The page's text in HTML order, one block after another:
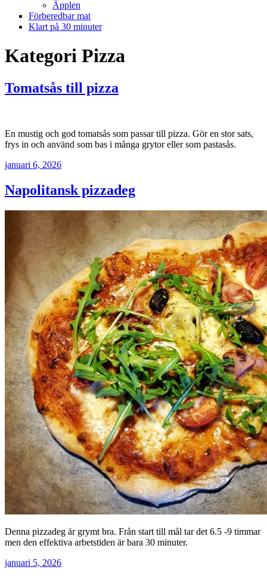
Äpplen
Förberedbar mat
Klart på 30 minuter
Kategori Pizza
Tomatsås till pizza
En mustig och god tomatsås som passar till pizza. Gör en stor sats,
frys in och använd som bas i många grytor eller som pastasås.
januari 6, 2026
Napolitansk pizzadeg
Denna pizzadeg är grymt bra. Från start till mål tar det 6.5 -9 timmar
men den effektiva arbetstiden är bara 30 minuter.
januari 5, 2026